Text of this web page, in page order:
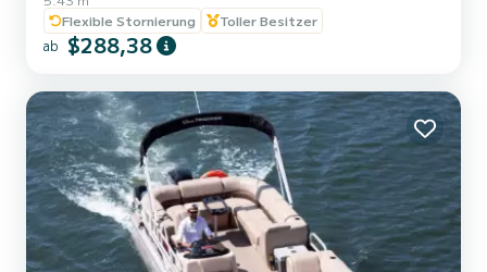
oder Nachmittag für 6 Personen kein Aufpreis (250€ bis 410€ je
nach Zeitraum) Andere kürzere, günstigere Zeiträume auf Anfrage
möglich. Möglichkeit, zusätzlich Wasserskiausrüstung zu mieten.
Dieser Zeitpunkt ist Geeignet zum Überqueren Paris nach Bercy ab
Flexible Stornierung
Toller Besitzer
ab $288,38